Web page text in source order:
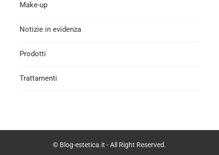
Make-up
Notizie in evidenza
Prodotti
Trattamenti
© Blog-estetica.it - All Right Reserved.